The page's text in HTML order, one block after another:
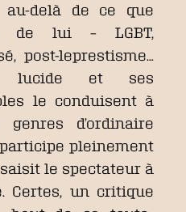
delà de ce que
de lui – LGBT,
post-leprestisme…
lucide et ses
le conduisent à
d’ordinaire
pleinement
le spectateur à
Certes, un critique